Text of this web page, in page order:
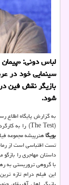
لباس دونی:
سینمایی خود در
بازیگر نقش فین
شود.
به گزارش پایگاه اطلاع
(The Test) را به کارگردانی
بویگاهنرپیشه مجموعه
تست اقتباسی است از
داستان مهاجری را
با گروهی تروریستی به
این فیلم درام تازه